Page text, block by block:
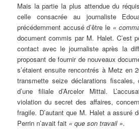
Mais la partie la plus attendue du
celle consacrée au journaliste
précédemment accusé d’être le «
document commis par M. Halet. C’est
contact avec le journaliste après la
proposant de fournir de nouveaux
s’étaient ensuite rencontrés à Metz en
transmette seize déclarations fiscales,
d’une filiale d’Arcelor Mittal.
violation du secret des affaires,
fragile. D’autant que M. Halet a assuré
Perrin n’avait fait « que son travail ».